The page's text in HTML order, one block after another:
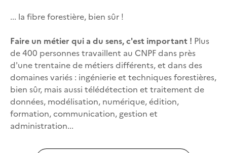
... la fibre forestière, bien sûr !
Faire un métier qui a du sens, c'est important ! Plus
de 400 personnes travaillent au CNPF dans près
d'une trentaine de métiers différents, et dans des
domaines variés : ingénierie et techniques forestières,
bien sûr, mais aussi télédétection et traitement de
données, modélisation, numérique, édition,
formation, communication, gestion et
administration...